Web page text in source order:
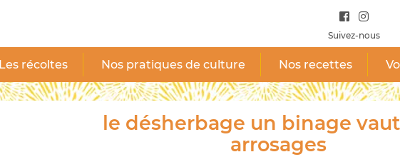
Suivez-nous
Les récoltes Nos pratiques de culture Nos recettes
le désherbage un binage
arrosages